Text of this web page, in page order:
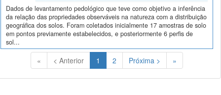
Dados de levantamento pedológico que teve como objetivo a inferência
da relação das propriedades observáveis na natureza com a distribuição
geográfica dos solos. Foram coletados inicialmente 17 amostras de solo
em pontos previamente estabelecidos, e posteriormente 6 perfis de
sol...
« < Anterior 1 (Atual)
2 Próxima > »